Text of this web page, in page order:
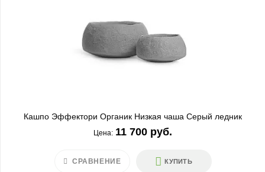
Кашпо Эффектори Органик Низкая чаша Серый ледник
Цена: 11 700 руб.
КУПИТЬ
СРАВНЕНИЕ